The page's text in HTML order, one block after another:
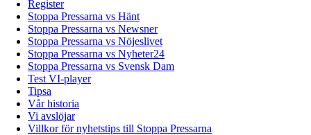
Register
Stoppa Pressarna vs Hänt
Stoppa Pressarna vs Newsner
Stoppa Pressarna vs Nöjeslivet
Stoppa Pressarna vs Nyheter24
Stoppa Pressarna vs Svensk Dam
Test VI-player
Tipsa
Vår historia
Vi avslöjar
Villkor för nyhetstips till Stoppa Pressarna